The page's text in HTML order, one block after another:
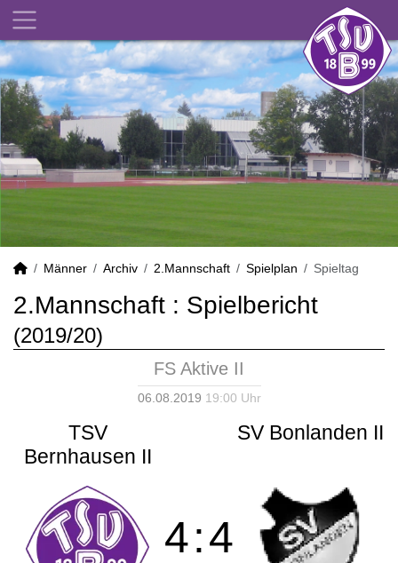
Männer Archiv 2.Mannschaft Spielplan Spieltag
2.Mannschaft : Spielbericht
(2019/20)
FS Aktive II
06.08.2019 19:00 Uhr
TSV
Bernhausen II
SV Bonlanden II
4:4